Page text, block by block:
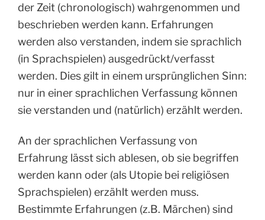
der Zeit (chronologisch) wahrgenommen und
beschrieben werden kann. Erfahrungen
werden also verstanden, indem sie sprachlich
(in Sprachspielen) ausgedrückt/verfasst
werden. Dies gilt in einem ursprünglichen Sinn:
nur in einer sprachlichen Verfassung können
sie verstanden und (natürlich) erzählt werden.
An der sprachlichen Verfassung von
Erfahrung lässt sich ablesen, ob sie begriffen
werden kann oder (als Utopie bei religiösen
Sprachspielen) erzählt werden muss.
Bestimmte Erfahrungen (z.B. Märchen) sind